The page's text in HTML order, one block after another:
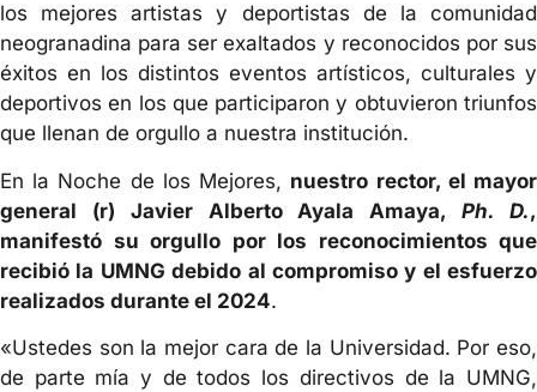
los mejores artistas y deportistas de la comunidad
neogranadina para ser exaltados y reconocidos por sus
éxitos en los distintos eventos artísticos, culturales y
deportivos en los que participaron y obtuvieron triunfos
que llenan de orgullo a nuestra institución.
En la Noche de los Mejores, nuestro rector, el mayor
general (r) Javier Alberto Ayala Amaya,Ph. D.,
manifestó su orgullo por los reconocimientos que
recibió la UMNG debido al compromiso y el esfuerzo
realizados durante el 2024.
«Ustedes son la mejor cara de la Universidad. Por eso,
de parte mía y de todos los directivos de la UMNG,